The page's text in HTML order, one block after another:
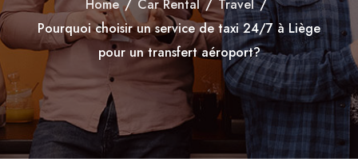
Home / Car Rental / Travel /
Pourquoi choisir un service de taxi 24/7 à Liège
pour un transfert aéroport?